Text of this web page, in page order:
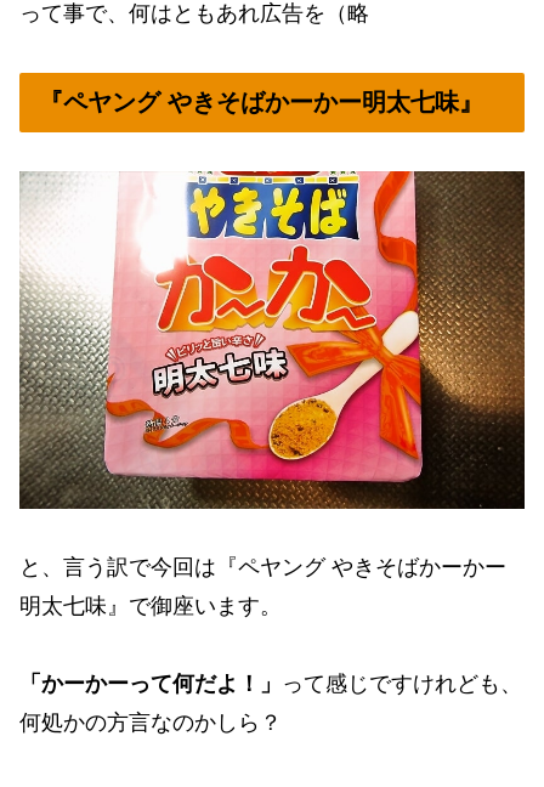
って事で、何はともあれ広告を（略
『ペヤング やきそばかーかー明太七味』
と、言う訳で今回は『ペヤング やきそばかーかー
明太七味』で御座います。
「かーかーって何だよ！」 って感じですけれども、
何処かの方言なのかしら？